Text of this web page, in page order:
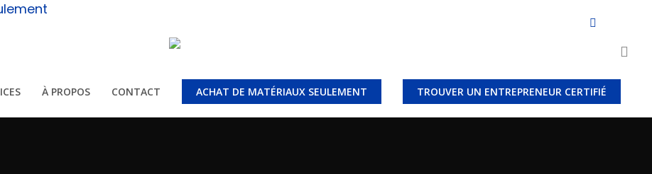
À PROPOS CONTACT ACHAT DE MATÉRIAUX SEULEMENT TROUVER UN ENTREPRENEUR CERTIFIÉ